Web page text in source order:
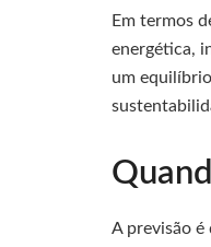
Em termos
energética,
um
A previsão é